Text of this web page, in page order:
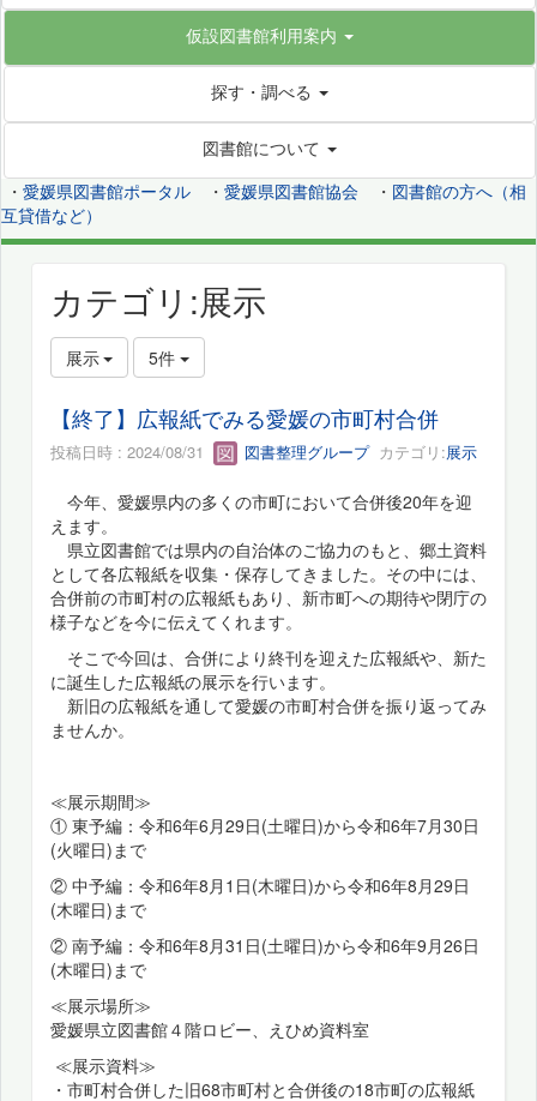
仮設図書館利用案内
探す・調べる
図書館について
・ 愛媛県図書館ポータル ・ 愛媛県図書館協会 ・ 図書館の方へ（相
互貸借など）
カテゴリ:展示
展示 5件
【終了】広報紙でみる愛媛の市町村合併
投稿日時 : 2024/08/31 図書整理グループカテゴリ:展示
今年、愛媛県内の多くの市町において合併後20年を迎
えます。
県立図書館では県内の自治体のご協力のもと、郷土資料
として各広報紙を収集・保存してきました。その中には、
合併前の市町村の広報紙もあり、新市町への期待や閉庁の
様子などを今に伝えてくれます。
そこで今回は、合併により終刊を迎えた広報紙や、新た
に誕生した広報紙の展示を行います。
新旧の広報紙を通して愛媛の市町村合併を振り返ってみ
ませんか。
≪展示期間≫
① 東予編：令和6年6月29日(土曜日)から令和6年7月30日
(火曜日)まで
② 中予編：令和6年8月1日(木曜日)から令和6年8月29日
(木曜日)まで
② 南予編：令和6年8月31日(土曜日)から令和6年9月26日
(木曜日)まで
≪展示場所≫
愛媛県立図書館４階ロビー、えひめ資料室
≪展示資料≫
・市町村合併した旧68市町村と合併後の18市町の広報紙